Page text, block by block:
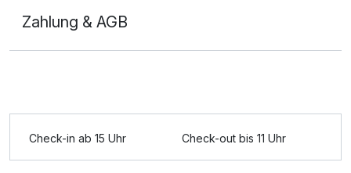
Für 4 Tage 519,00 €
Zahlung & AGB
Check-in ab 15 Uhr Check-out bis 11 Uhr